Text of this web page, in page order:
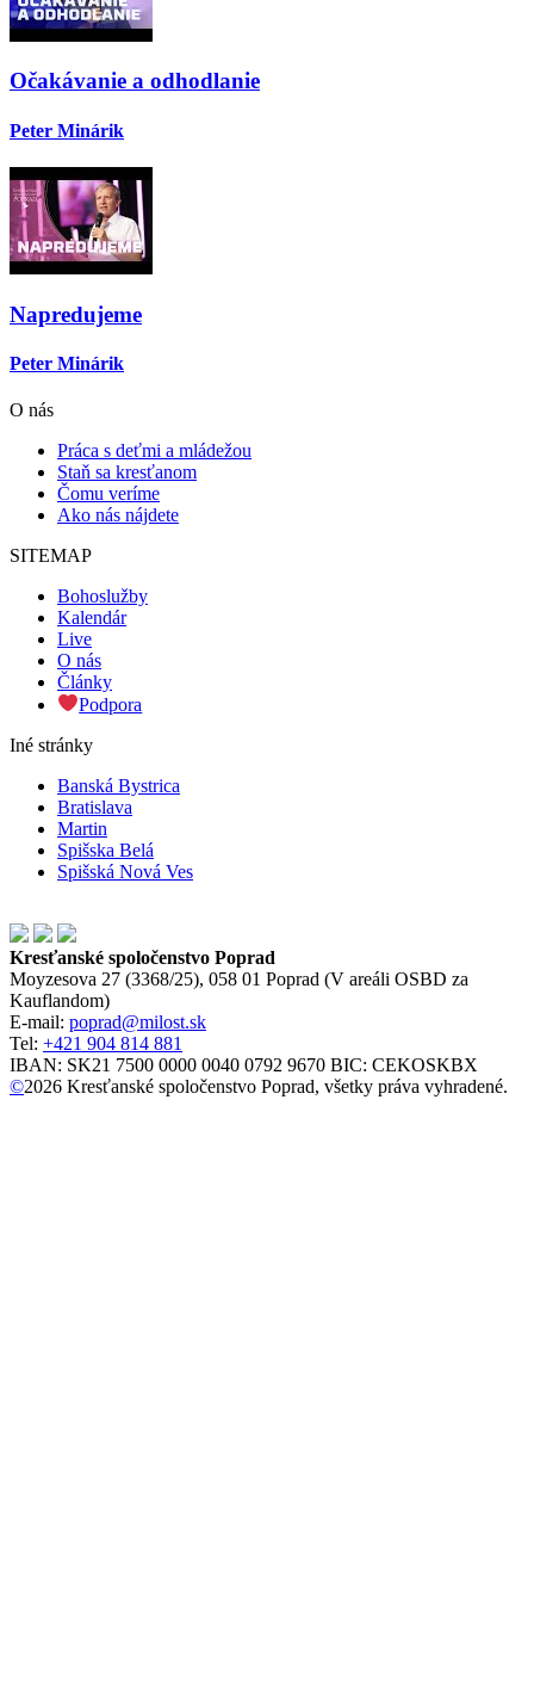
Očakávanie a odhodlanie
Peter Minárik
Napredujeme
Peter Minárik
Scroll
O nás
Práca s deťmi a mládežou
Staň sa kresťanom
Čomu veríme
Ako nás nájdete
SITEMAP
Bohoslužby
Kalendár
Live
O nás
Články
Podpora
Iné stránky
Banská Bystrica
Bratislava
Martin
Spišska Belá
Spišská Nová Ves
Kresťanské spoločenstvo Poprad
Moyzesova 27 (3368/25), 058 01 Poprad (V areáli OSBD za
Kauflandom)
E-mail: poprad@milost.sk
Tel: +421 904 814 881
IBAN: SK21 7500 0000 0040 0792 9670 BIC: CEKOSKBX
©2026 Kresťanské spoločenstvo Poprad, všetky práva vyhradené.